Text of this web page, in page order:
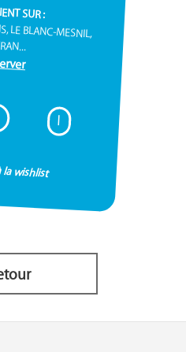
SUR :
LE BLANC-MESNIL,
I
wishlist